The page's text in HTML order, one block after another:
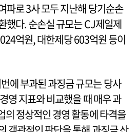
파로 3사 모두 지난해 당기순손
했다. 순손실 규모는 CJ제일제
억원, 대한제당 603억원 등이
에 부과된 과징금 규모는 당사
영 지표와 비교했을 때 매우 과
의 정상적인 경영 활동에 타격을